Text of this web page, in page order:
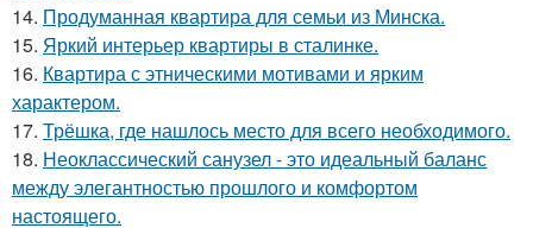
14. Продуманная квартира для семьи из Минска.
15. Яркий интерьер квартиры в сталинке.
16. Квартира с этническими мотивами и ярким
характером.
17. Трёшка, где нашлось место для всего необходимого.
18. Неоклассический санузел - это идеальный баланс
между элегантностью прошлого и комфортом
настоящего.